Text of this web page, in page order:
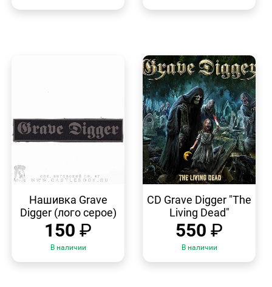
ПРОСМОТР
Нашивка Grave
Digger (лого серое)
150 ₽
В наличии
ПРОСМОТР
CD Grave Digger "The
Living Dead"
550 ₽
В наличии